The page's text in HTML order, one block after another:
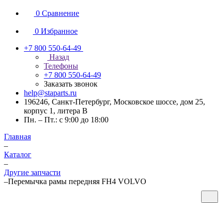
0 Сравнение
0 Избранное
+7 800 550-64-49
Назад
Телефоны
+7 800 550-64-49
Заказать звонок
help@staparts.ru
196246, Санкт-Петербург, Московское шоссе, дом 25,
корпус 1, литера В
Пн. – Пт.: с 9:00 до 18:00
Главная
–
Каталог
–
Другие запчасти
–Перемычка рамы передняя FH4 VOLVO